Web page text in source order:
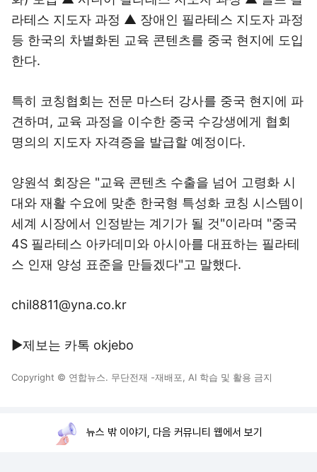
라테스 지도자 과정 ▲ 장애인 필라테스 지도자 과정
등 한국의 차별화된 교육 콘텐츠를 중국 현지에 도입
한다.
특히 코칭협회는 전문 마스터 강사를 중국 현지에 파
견하며, 교육 과정을 이수한 중국 수강생에게 협회
명의의 지도자 자격증을 발급할 예정이다.
양원석 회장은 "교육 콘텐츠 수출을 넘어 고령화 시
대와 재활 수요에 맞춘 한국형 특성화 코칭 시스템이
세계 시장에서 인정받는 계기가 될 것"이라며 "중국
4S 필라테스 아카데미와 아시아를 대표하는 필라테
스 인재 양성 표준을 만들겠다"고 말했다.
chil8811@yna.co.kr
▶제보는 카톡 okjebo
Copyright © 연합뉴스. 무단전재 -재배포, AI 학습 및 활용 금지
뉴스 밖 이야기, 다음 커뮤니티 웹에서 보기